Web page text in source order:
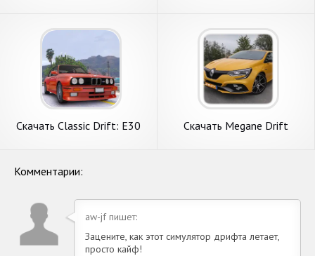
на Андроид
Скачать Classic Drift: E30
Скачать Megane Drift
Комментарии:
aw-jf пишет:
Зацените, как этот симулятор дрифта летает,
просто кайф!